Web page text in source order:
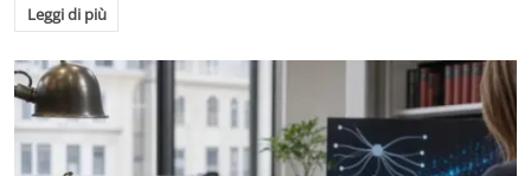
Leggi di più